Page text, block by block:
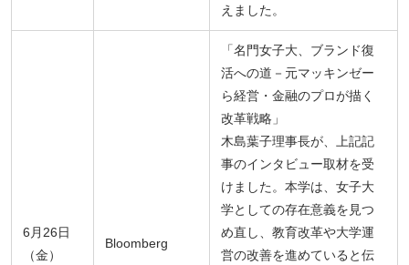
えました。
6月26日
（金）
Bloomberg
「名門女子大、ブランド復
活への道－元マッキンゼー
ら経営・金融のプロが描く
改革戦略」
木島葉子理事長が、上記記
事のインタビュー取材を受
けました。本学は、女子大
学としての存在意義を見つ
め直し、教育改革や大学運
営の改善を進めていると伝